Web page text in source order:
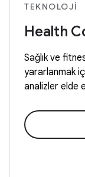
TEKNOLOJI
Health
Sağlık ve
yararlanmak
analizler elde